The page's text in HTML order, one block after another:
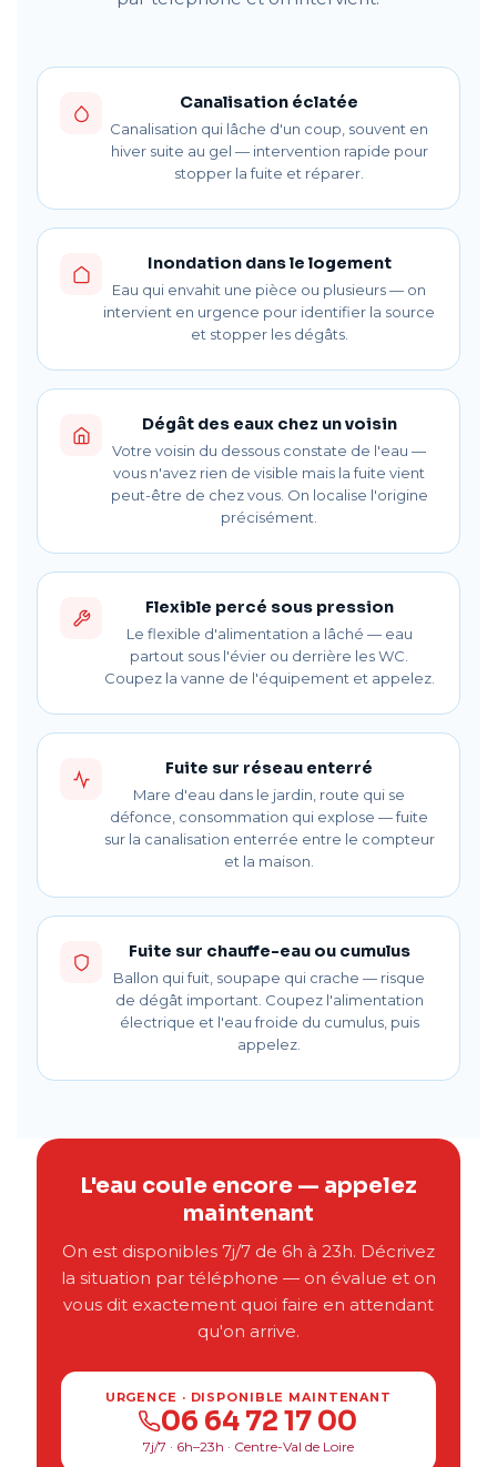
Canalisation éclatée
Canalisation qui lâche d'un coup, souvent en
hiver suite au gel — intervention rapide pour
stopper la fuite et réparer.
Inondation dans le logement
Eau qui envahit une pièce ou plusieurs — on
intervient en urgence pour identifier la source
et stopper les dégâts.
Dégât des eaux chez un voisin
Votre voisin du dessous constate de l'eau —
vous n'avez rien de visible mais la fuite vient
peut-être de chez vous. On localise l'origine
précisément.
Flexible percé sous pression
Le flexible d'alimentation a lâché — eau
partout sous l'évier ou derrière les WC.
Coupez la vanne de l'équipement et appelez.
Fuite sur réseau enterré
Mare d'eau dans le jardin, route qui se
défonce, consommation qui explose — fuite
sur la canalisation enterrée entre le compteur
et la maison.
Fuite sur chauffe-eau ou cumulus
Ballon qui fuit, soupape qui crache — risque
de dégât important. Coupez l'alimentation
électrique et l'eau froide du cumulus, puis
appelez.
L'eau coule encore — appelez
maintenant
On est disponibles 7j/7 de 6h à 23h. Décrivez
la situation par téléphone — on évalue et on
vous dit exactement quoi faire en attendant
qu'on arrive.
URGENCE · DISPONIBLE MAINTENANT
06 64 72 17 00
7j/7 · 6h–23h · Centre-Val de Loire